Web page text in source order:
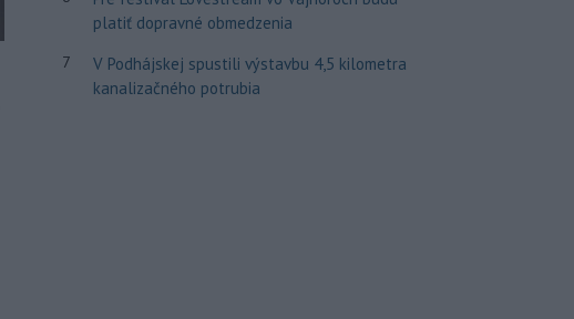
platiť dopravné obmedzenia
7
V Podhájskej spustili výstavbu 4,5 kilometra
kanalizačného potrubia